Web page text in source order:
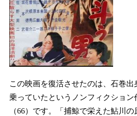
この映画を復活させたのは、石巻
乗っていたというノンフィクション
（66）です。「捕鯨で栄えた鮎川